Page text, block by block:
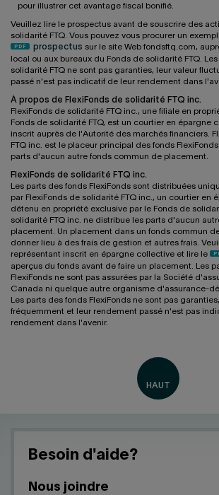
pour illustrer cet avantage fiscal bonifié.
Veuillez lire le prospectus avant de souscrire des
solidarité FTQ. Vous pouvez vous procurer un
prospectus sur le site Web fondsftq.com,
local ou aux bureaux du Fonds de solidarité FTQ.
solidarité FTQ ne sont pas garanties, leur valeur
passé n'est pas indicatif de leur rendement dans
À propos de FlexiFonds de solidarité FTQ inc.
FlexiFonds de solidarité FTQ inc., une filiale en
Fonds de solidarité FTQ, est un courtier en épargne
inscrit auprès de l'Autorité des marchés financiers.
FTQ inc. est le placeur principal des fonds
parts d'aucun autre fonds commun de placement.
FlexiFonds de solidarité FTQ inc.
Les parts des fonds FlexiFonds sont distribuées
par FlexiFonds de solidarité FTQ inc., un courtier en
détenu en propriété exclusive par le Fonds de
solidarité FTQ inc. ne distribue les parts d'aucun
placement. Un placement dans un fonds commun
donner lieu à des frais de gestion et autres frais.
représentant inscrit en épargne collective et lire le
aperçus du fonds avant de faire un placement. Les
FlexiFonds ne sont pas assurées par la Société
Canada ni quelque autre organisme d'assurance-
Les parts des fonds FlexiFonds ne sont pas
fréquemment et leur rendement passé n'est pas
rendement dans l'avenir.
Besoin d'aide?
Nous joindre